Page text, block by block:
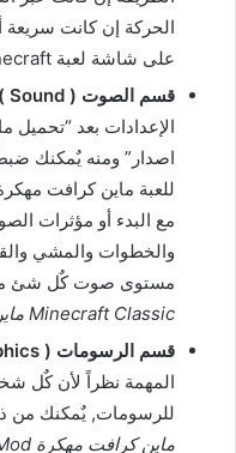
الحركة إن كانت سريعة
على شاشة لعبة Pocket Edition Minecraft للاندرويد.
قسم الصوت ( Sound ) :
اصدار” ومنه يٌمكنك
للعبة ماين كرافت
مع البدء أو مؤثرات
والخطوات والمشي
مستوى صوت كٌل شئ من
Minecraft Classic ماين كرافت مهكرة
قسم الرسومات ( Graphics ) :
المهمة نظراً لأن كٌل
للرسومات, يٌمكنك من
ماين كرافت مهكرة Minecraft education Apk Mod